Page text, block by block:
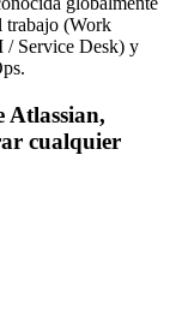
trabajo (Work
/ Service Desk) y
Atlassian,
cualquier